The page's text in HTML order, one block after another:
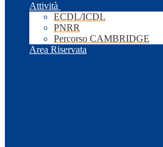
Attività
ECDL/ICDL
PNRR
Percorso CAMBRIDGE
Area Riservata